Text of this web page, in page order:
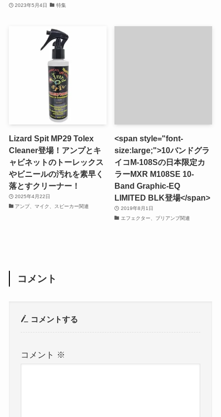
2023年5月4日 特集
Lizard Spit MP29 Tolex
Cleaner登場！アンプとキ
ャビネットのトーレックス
やビニールの汚れを素早く
落とすクリーナー！
2025年4月22日
アンプ、マイク、スピーカー関連
<span style="font-
size:large;">10バンドグラ
イコM-108Sの日本限定カ
ラーMXR M108SE 10-
Band Graphic-EQ
LIMITED BLK登場</span>
2019年8月1日
エフェクター、プリアンプ関連
コメント
コメントする
コメント ※